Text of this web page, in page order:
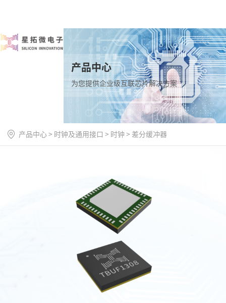
产品中心
为您提供企业级互联芯片解决方案
产品中心 > 时钟及通用接口 > 时钟 > 差分缓冲器